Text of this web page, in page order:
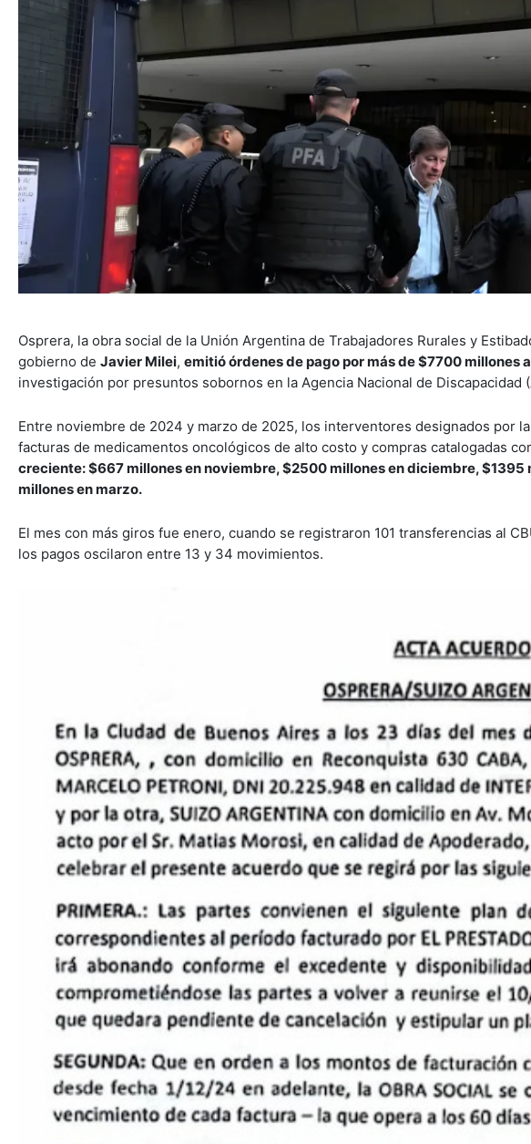
Osprera, la obra social de la Unión Argentina de Trabajadores Rurales y
gobierno de Javier Milei, emitió órdenes de pago por más de $7700 millones
investigación por presuntos sobornos en la Agencia Nacional de Discapacidad
Entre noviembre de 2024 y marzo de 2025, los interventores designados por
facturas de medicamentos oncológicos de alto costo y compras catalogadas
creciente: $667 millones en noviembre, $2500 millones en diciembre, $1395
millones en marzo.
El mes con más giros fue enero, cuando se registraron 101 transferencias al
los pagos oscilaron entre 13 y 34 movimientos.